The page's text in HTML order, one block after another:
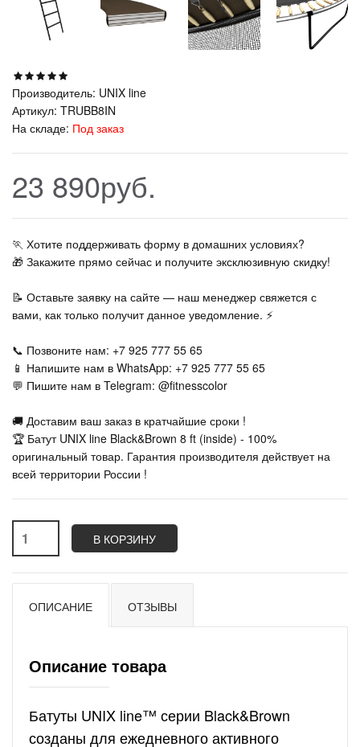
Производитель: UNIX line
Артикул: TRUBB8IN
На складе: Под заказ
23 890руб.
🏃‍ Хотите поддерживать форму в домашних условиях?
🎁 Закажите прямо сейчас и получите эксклюзивную скидку!
📝 Оставьте заявку на сайте — наш менеджер свяжется с
вами, как только получит данное уведомление. ⚡
📞 Позвоните нам: +7 925 777 55 65
📱 Напишите нам в WhatsApp: +7 925 777 55 65
💬 Пишите нам в Telegram: @fitnesscolor
🚚 Доставим ваш заказ в кратчайшие сроки !
🏆 Батут UNIX line Black&Brown 8 ft (inside) - 100%
оригинальный товар. Гарантия производителя действует на
всей территории России !
В КОРЗИНУ
ОПИСАНИЕ ОТЗЫВЫ
Описание товара
Батуты UNIX line™ серии Black&Brown
созданы для ежедневного активного